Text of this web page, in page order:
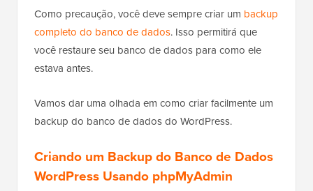
Como precaução, você deve sempre criar um backup
completo do banco de dados. Isso permitirá que
você restaure seu banco de dados para como ele
estava antes.
Vamos dar uma olhada em como criar facilmente um
backup do banco de dados do WordPress.
Criando um Backup do Banco de Dados
WordPress Usando phpMyAdmin